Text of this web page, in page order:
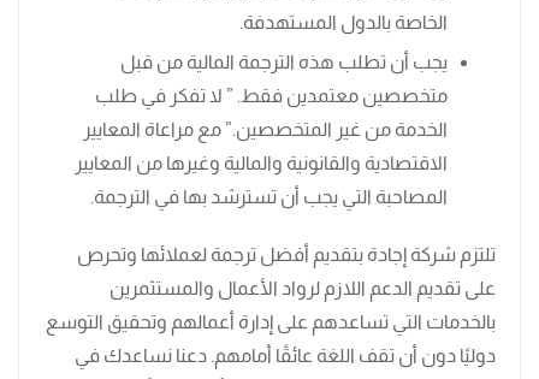
الخاصة بالدول المستهدفة.
يجب أن تطلب هذه الترجمة المالية من قبل
متخصصين معتمدين فقط. ” لا تفكر في طلب
الخدمة من غير المتخصصين.” مع مراعاة المعايير
الاقتصادية والقانونية والمالية وغيرها من المعايير
المصاحبة التي يجب أن تسترشد بها في الترجمة.
تلتزم شركة إجادة بتقديم أفضل ترجمة لعملائها وتحرص
على تقديم الدعم اللازم لرواد الأعمال والمستثمرين
بالخدمات التي تساعدهم على إدارة أعمالهم وتحقيق التوسع
دوليًا دون أن تقف اللغة عائقًا أمامهم. دعنا نساعدك في